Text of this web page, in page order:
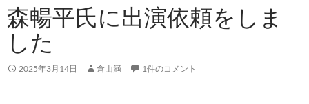
森暢平氏に出演依頼をしま
した
2025年3月14日 倉山満 1件のコメント